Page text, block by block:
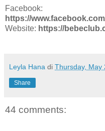
Facebook:
https://
Website: https://
Leyla Hana di Thursday, May
Share
44 comments: